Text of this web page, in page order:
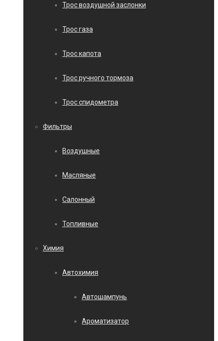
Трос воздушной заслонки
Трос газа
Трос капота
Трос ручного тормоза
Трос спидометра
Фильтры
Воздушные
Масляные
Салонный
Топливные
Химия
Автохимия
Автошампунь
Ароматизатор